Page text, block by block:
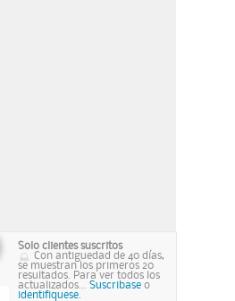
Solo clientes suscritos
Con antiguedad de 40 días,
se muestran los primeros 20
resultados. Para ver todos los
actualizados... Suscribase o
identifiquese.